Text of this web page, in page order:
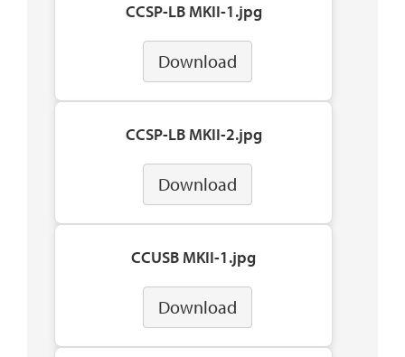
CCSP-LB MKII-1.jpg
Download
CCSP-LB MKII-2.jpg
Download
CCUSB MKII-1.jpg
Download